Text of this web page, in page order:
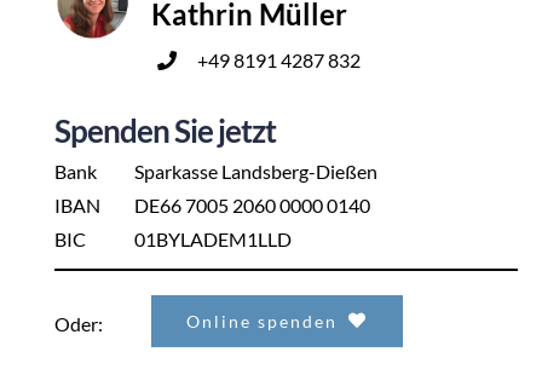
Kathrin Müller
+49 8191 4287 832
Spenden Sie jetzt
Bank
IBAN
BIC
Sparkasse Landsberg-Dießen
DE66 7005 2060 0000 0140
01BYLADEM1LLD
Oder: Online spenden